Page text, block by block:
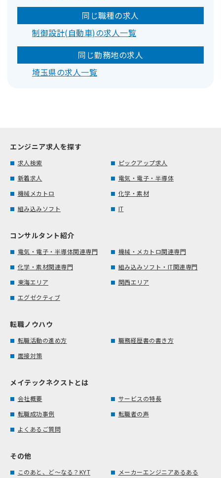
同じ職種の求人
制御設計(自動車)の求人一覧
同じ勤務地の求人
埼玉県の求人一覧
エンジニア求人を探す
求人検索
ピックアップ求人
新着求人
電気・電子・半導体
機械メカトロ
化学・素材
組み込みソフト
IT
コンサルタント紹介
電気・電子・半導体関連専門
機械・メカトロ関連専門
化学・素材関連専門
組み込みソフト・IT関連専門
東海エリア
関西エリア
エグゼクティブ
転職ノウハウ
転職活動の進め方
職務経歴書の書き方
面接対策
メイテックネクストとは
会社概要
サービスの特長
転職成功事例
転職者の声
よくあるご質問
その他
このあと、ど～なる？KYT メーカーエンジニアあるある